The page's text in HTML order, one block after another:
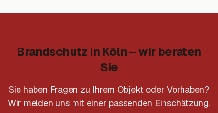
Brandschutz in Köln – wir beraten
Sie
Sie haben Fragen zu Ihrem Objekt oder Vorhaben?
Wir melden uns mit einer passenden Einschätzung.